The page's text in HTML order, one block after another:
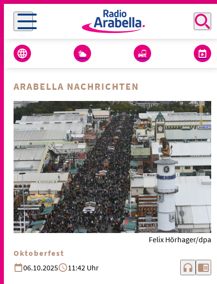
ARABELLA NACHRICHTEN
Felix Hörhager/dpa
Oktoberfest
06.10.2025
11:42 Uhr headphones chrome_reader_mode